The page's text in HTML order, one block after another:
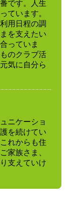
です。人生
ています。
用日程の調
を支えたい
っていま
のクラブ活
気に自分ら
ニケーショ
を続けてい
れからも住
家族さま、
支えていけ